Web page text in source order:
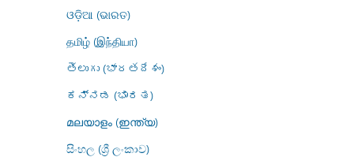
ଓଡ଼ିଆ (ଭାରତ)
தமிழ் (இந்தியா)
తెలుగు (భారతదేశం)
ಕನ್ನಡ (ಭಾರತ)
മലയാളം (ഇന്ത്യ)
සිංහල (ශ්‍රී ලංකාව)